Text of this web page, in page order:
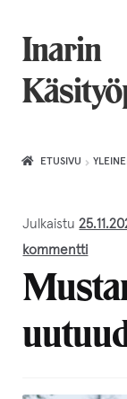
Siirry
navigointiin
Siirry
sisältöön
Inarin
Joululahjat
Villahuivit
Korut
ETUSIVU
Julkaistu
kommentti